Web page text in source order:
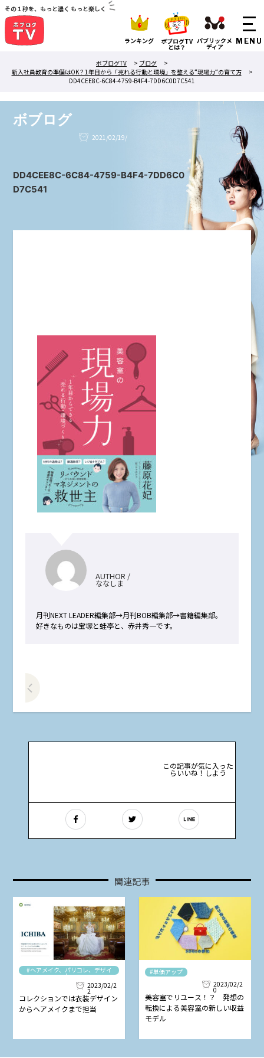
その１秒を、もっと濃く もっと楽しく
ランキング ボブログTV
とは？
パブリックメ
ディア
ボブログTV
> ブログ
>
新入社員教育の準備はOK？1年目から「売れる行動と環境」を整える“現場力“の育て方
>
DD4CEE8C-6C84-4759-B4F4-7DD6C0D7C541
ボブログ
2021/02/19/
DD4CEE8C-6C84-4759-B4F4-7DD6C0
D7C541
AUTHOR /
ななしま
月刊NEXT LEADER編集部→月刊BOB編集部→書籍編集部。
好きなものは宝塚と蛙亭と、赤井秀一です。
この記事が気に入った
らいいね！しよう
関連記事
#ヘアメイク、パリコレ、デザイ
ナー
2023/02/2
2
コレクションでは衣装デザイン
からヘアメイクまで担当
#単価アップ
2023/02/2
0
美容室でリユース！？ 発想の
転換による美容室の新しい収益
モデル